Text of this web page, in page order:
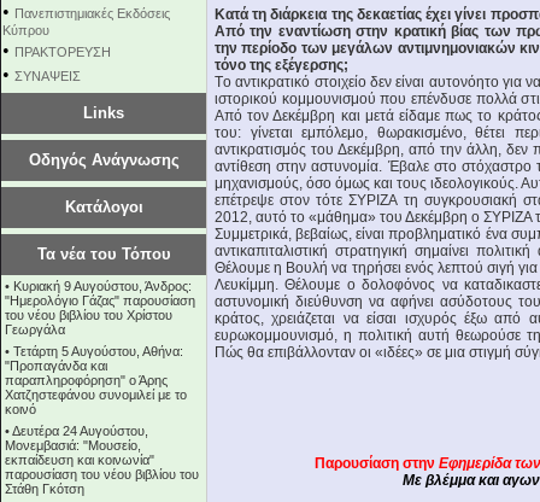
• Πανεπιστημιακές Εκδόσεις
Κύπρου
• ΠΡΑΚΤΟΡΕΥΣΗ
• ΣΥΝΑΨΕΙΣ
Links
Οδηγός Ανάγνωσης
Κατάλογοι
Τα νέα του Τόπου
• Κυριακή 9 Αυγούστου, Άνδρος:
"Ημερολόγιο Γάζας" παρουσίαση
του νέου βιβλίου του Χρίστου
Γεωργάλα
• Τετάρτη 5 Αυγούστου, Αθήνα:
"Προπαγάνδα και
παραπληροφόρηση" ο Άρης
Χατζηστεφάνου συνομιλεί με το
κοινό
•Δευτέρα 24 Αυγούστου,
Μονεμβασιά: "Μουσείο,
εκπαίδευση και κοινωνία"
παρουσίαση του νέου βιβλίου του
Στάθη Γκότση
Κατά τη διάρκεια της δεκαετίας έχει γίνει
Από την εναντίωση στην κρατική βίας των
την περίοδο των μεγάλων αντιμνημονιακών
τόνο της εξέγερσης;
Tο αντικρατικό στοιχείο δεν είναι αυτονόητο
ιστορικού κομμουνισμού που επένδυσε πολλά
Από τον Δεκέμβρη και μετά είδαμε πως το
του: γίνεται εμπόλεμο, θωρακισμένο, θέτει
αντικρατισμός του Δεκέμβρη, από την άλλη, δεν
αντίθεση στην αστυνομία. Έβαλε στο
μηχανισμούς, όσο όμως και τους ιδεολογικούς.
επέτρεψε στον τότε ΣΥΡΙΖΑ τη συγκρουσιακή
2012, αυτό το «μάθημα» του Δεκέμβρη ο ΣΥΡΙΖΑ
Συμμετρικά, βεβαίως, είναι προβληματικό ένα
αντικαπιταλιστική στρατηγική σημαίνει
Θέλουμε η Βουλή να τηρήσει ενός λεπτού σιγή
Λευκίμμη. Θέλουμε ο δολοφόνος να
αστυνομική διεύθυνση να αφήνει ασύδοτους
κράτος, χρειάζεται να είσαι ισχυρός έξω
ευρωκομμουνισμό, η πολιτική αυτή θεωρούσε
Πώς θα επιβάλλονταν οι «ιδέες» σε μια στιγμή
Παρουσίαση στην Εφημερίδα
Με βλέμμα και